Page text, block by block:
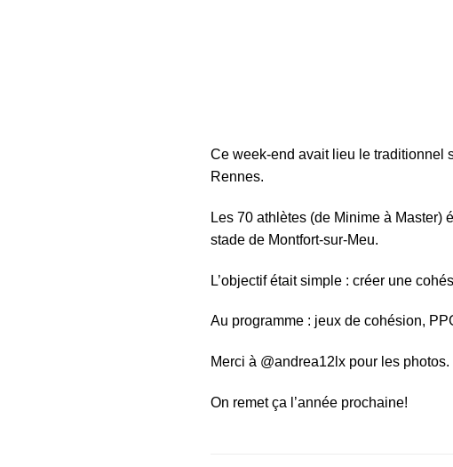
Ce week-end avait lieu le traditionnel
Rennes.
Les 70 athlètes (de Minime à Master)
stade de Montfort-sur-Meu.
L’objectif était simple : créer une
Au programme : jeux de cohésion,
Merci à @andrea12lx pour les photos.
On remet ça l’année prochaine!